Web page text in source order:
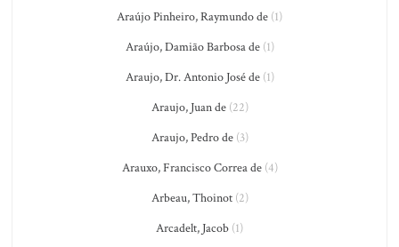
Araújo Pinheiro, Raymundo de (1)
Araújo, Damião Barbosa de(1)
Araujo, Dr. Antonio José de(1)
Araujo, Juan de(22)
Araujo, Pedro de(3)
Arauxo, Francisco Correa de(4)
Arbeau, Thoinot(2)
Arcadelt, Jacob (1)